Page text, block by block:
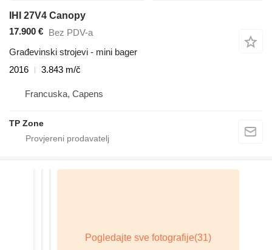
IHI 27V4 Canopy
17.900 € Bez PDV-a
Građevinski strojevi - mini bager
2016
3.843 m/č
Francuska, Capens
TP Zone